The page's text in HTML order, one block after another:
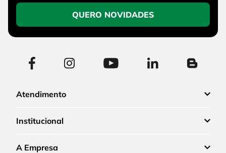
QUERO NOVIDADES
Atendimento
Institucional
A Empresa